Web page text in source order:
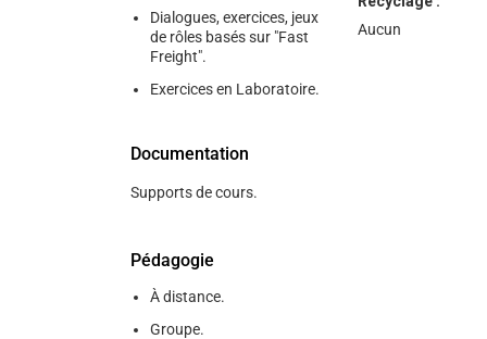
Dialogues, exercices, jeux
de rôles basés sur "Fast
Freight".
Exercices en Laboratoire.
Documentation
Supports de cours.
Pédagogie
À distance.
Groupe.
Aucun